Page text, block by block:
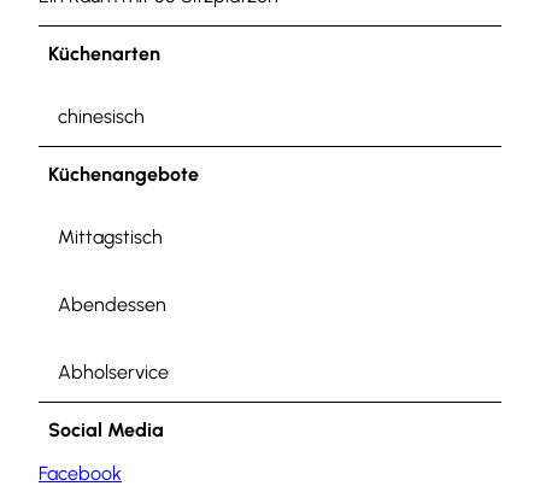
Küchenarten
chinesisch
Küchenangebote
Mittagstisch
Abendessen
Abholservice
Social Media
Facebook